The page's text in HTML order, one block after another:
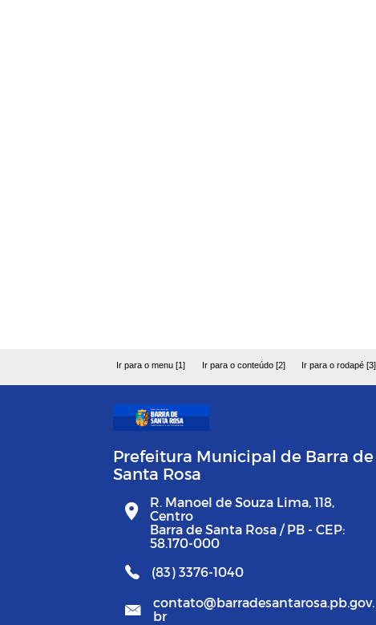
Ir para o menu [1] Ir para o conteúdo [2] Ir para o rodapé [3]
Prefeitura Municipal de Barra de
Santa Rosa
R. Manoel de Souza Lima, 118,
Centro
Barra de Santa Rosa / PB - CEP:
58.170-000
(83) 3376-1040
contato@barradesantarosa.pb.gov.
br